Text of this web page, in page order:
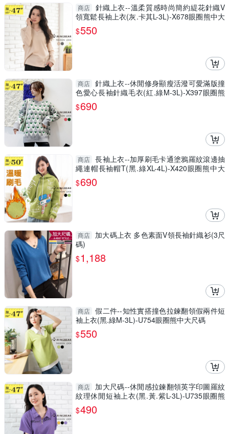
商店
針織上衣--溫柔質感時尚簡約緹花針織V
領寬鬆長袖上衣(灰.卡其L-3L)-X678眼圈熊中大
尺碼
$550
商店 針織上衣--休閒修身顯瘦活潑可愛滿版撞
色愛心長袖針織毛衣(紅.綠M-3L)-X397眼圈熊
中大尺碼◎
$690
商店 長袖上衣--加厚刷毛卡通塗鴉羅紋滾邊抽
繩連帽長袖帽T(黑.綠XL-4L)-X420眼圈熊中大
尺碼
$690
商店
加大碼上衣 多色素面V領長袖針織衫(3尺
碼)
$1,188
商店 假二件--知性實搭撞色拉鍊翻領假兩件短
袖上衣(黑.綠M-3L)-U754眼圈熊中大尺碼
$550
商店
加大尺碼--休閒感拉鍊翻領英字印圖羅紋
紋理休閒短袖上衣(黑.黃.紫L-3L)-U735眼圈熊
中大尺碼
$490